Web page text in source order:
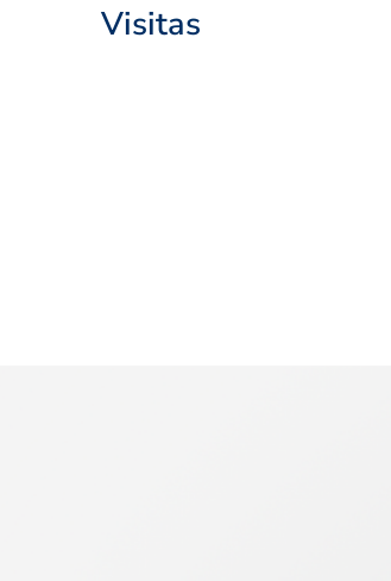
Visitas